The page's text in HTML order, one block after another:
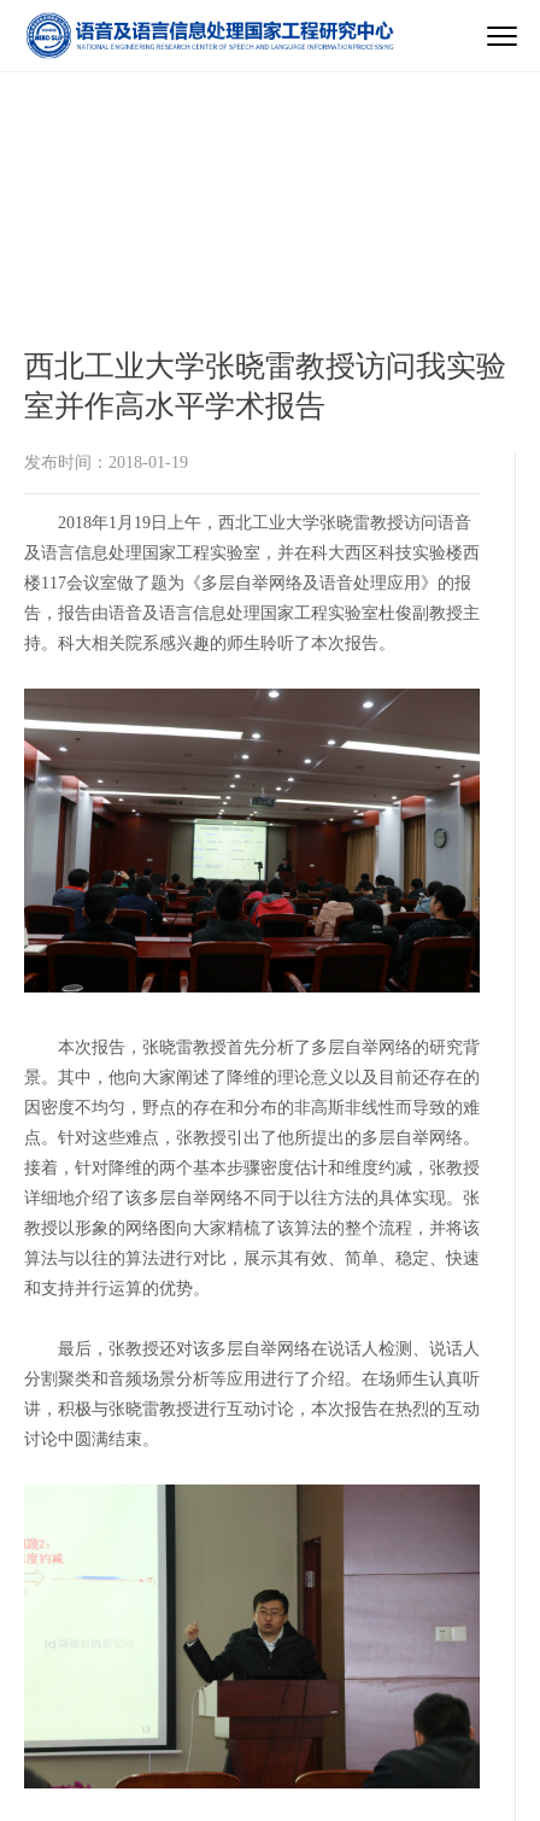
西北工业大学张晓雷教授访问我实验
室并作高水平学术报告
发布时间：2018-01-19
2018年1月19日上午，西北工业大学张晓雷教授访问语音
及语言信息处理国家工程实验室，并在科大西区科技实验楼西
楼117会议室做了题为《多层自举网络及语音处理应用》的报
告，报告由语音及语言信息处理国家工程实验室杜俊副教授主
持。科大相关院系感兴趣的师生聆听了本次报告。
本次报告，张晓雷教授首先分析了多层自举网络的研究背
景。其中，他向大家阐述了降维的理论意义以及目前还存在的
因密度不均匀，野点的存在和分布的非高斯非线性而导致的难
点。针对这些难点，张教授引出了他所提出的多层自举网络。
接着，针对降维的两个基本步骤密度估计和维度约减，张教授
详细地介绍了该多层自举网络不同于以往方法的具体实现。张
教授以形象的网络图向大家精梳了该算法的整个流程，并将该
算法与以往的算法进行对比，展示其有效、简单、稳定、快速
和支持并行运算的优势。
最后，张教授还对该多层自举网络在说话人检测、说话人
分割聚类和音频场景分析等应用进行了介绍。在场师生认真听
讲，积极与张晓雷教授进行互动讨论，本次报告在热烈的互动
讨论中圆满结束。